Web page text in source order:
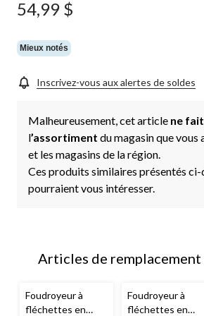
54,99 $
Mieux notés
Inscrivez-vous aux alertes de soldes
Malheureusement, cet article ne
l’assortiment du magasin que vous
et les magasins de la région.
Ces produits similaires présentés ci-
pourraient vous intéresser.
Articles de
Foudroyeur à
fléchettes en
Foudroyeur à
fléchettes en